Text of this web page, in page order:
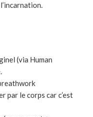
(via Human
par le corps car c’est